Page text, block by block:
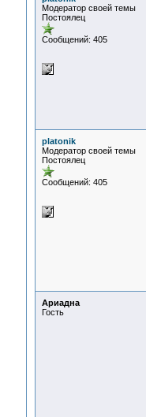
Модератор своей темы
Постоялец
Сообщений: 405
platonik
Модератор своей темы
Постоялец
Сообщений: 405
Ариадна
Гость